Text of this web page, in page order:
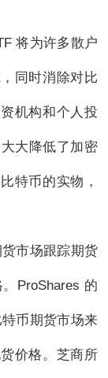
将为许多散户
同时消除对比
机构和个人投
大降低了加密
特币的实物，
市场跟踪期货
ProShares 的
币期货市场来
价格。芝商所